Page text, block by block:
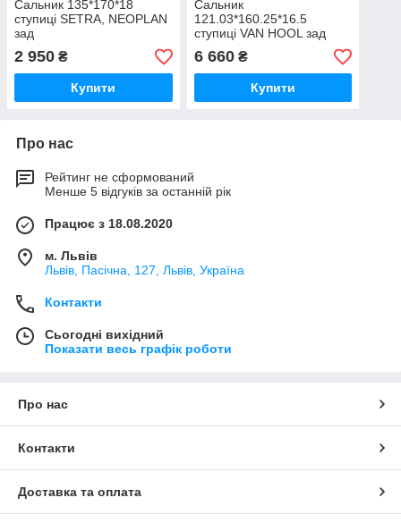
Сальник 135*170*18
ступиці SETRA, NEOPLAN
зад
2 950 ₴
Купити
Сальник
121.03*160.25*16.5
ступиці VAN HOOL зад
(касета)
6 660₴
Купити
Про нас
Рейтинг не сформований
Менше 5 відгуків за останній рік
Працює з 18.08.2020
м. Львів
Львів, Пасічна, 127, Львів, Україна
Контакти
Сьогодні вихідний
Показати весь графік роботи
Про нас
Контакти
Доставка та оплата